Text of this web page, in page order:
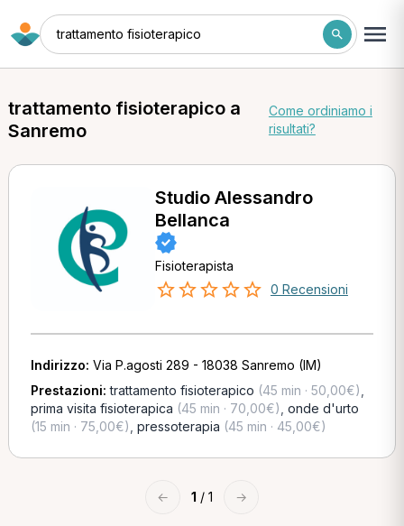
trattamento fisioterapico
trattamento fisioterapico a
Sanremo
Come ordiniamo i
risultati?
Studio Alessandro
Bellanca
Fisioterapista
0 Recensioni
Indirizzo: Via P.agosti 289 - 18038 Sanremo (IM)
Prestazioni:trattamento fisioterapico (45 min · 50,00€)
prima visita fisioterapica (45 min · 70,00€) onde d'urto
(15 min · 75,00€) pressoterapia (45 min · 45,00€)
← 1 / 1 →